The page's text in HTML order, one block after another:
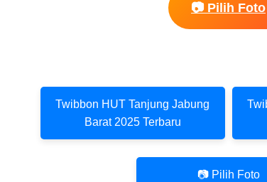
📷 Pilih Foto
Twibbon HUT Tanjung Jabung
Barat 2025 Terbaru
📷 Pilih Foto